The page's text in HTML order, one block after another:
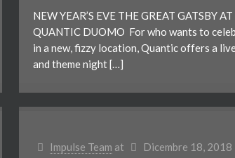
NEW YEAR’S EVE THE GREAT GATSBY AT
QUANTIC DUOMO For who wants to
in a new, fizzy location, Quantic offers a
and theme night […]
Impulse Team at Dicembre 18, 2018